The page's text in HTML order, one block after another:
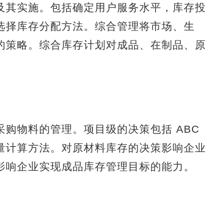
实施。包括确定用户服务水平，库存投
库存分配方法。综合管理将市场、生
略。综合库存计划对成品、在制品、原
物料的管理。项目级的决策包括 ABC
算方法。对原材料库存的决策影响企业
企业实现成品库存管理目标的能力。